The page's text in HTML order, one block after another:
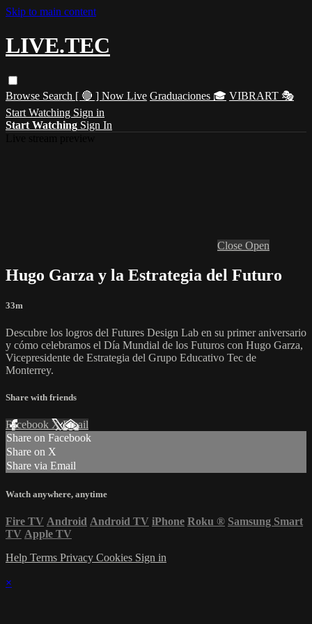
Skip to main content
LIVE.TEC
Browse Search [ 🔴 ] Now Live Graduaciones 🎓 VIBRART 🎭
Start Watching Sign in
Start Watching Sign In
Close Open
Hugo Garza y la Estrategia del Futuro
33m
Descubre los logros del Futures Design Lab en su primer aniversario
y cómo celebramos el Día Mundial de los Futuros con Hugo Garza,
Vicepresidente de Estrategia del Grupo Educativo Tec de
Monterrey.
Share with friends
Facebook XEmail
Share on Facebook
Share on X
Share via Email
Watch anywhere, anytime
Fire TV Android Android TV iPhone Roku ® Samsung Smart
TV Apple TV
Help Terms Privacy Cookies Sign in
×